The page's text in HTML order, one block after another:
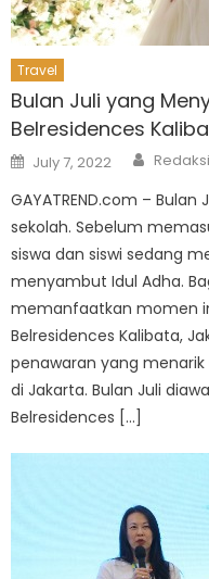
Travel
Bulan Juli yang
Belresidences
Posted
on
July 7, 2022 Author
Redaksi
GAYATREND.com –
sekolah. Sebelum
siswa dan siswi sedang
menyambut Idul Adha.
memanfaatkan momen
Belresidences Kalibata,
penawaran yang
di Jakarta. Bulan Juli
Belresidences […]